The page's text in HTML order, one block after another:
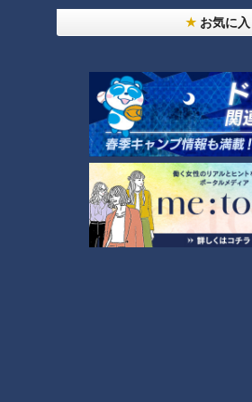
お気に入
この記事の画像を見
この記事を見たあなたへのおす
夏バテ予防・疲労回復に冬瓜？
簡単レシピを紹介
行列が
主が認